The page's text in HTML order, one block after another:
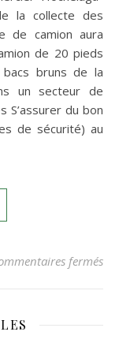
la collecte des
de camion aura
de 20 pieds
bruns de la
un secteur de
S’assurer du bon
de sécurité) au
fermés